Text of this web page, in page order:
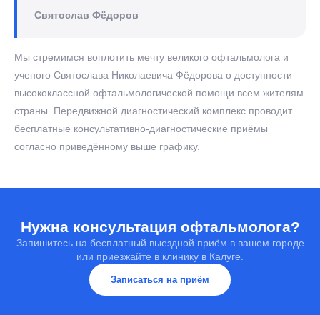
Святослав Фёдоров
Мы стремимся воплотить мечту великого офтальмолога и
ученого Святослава Николаевича Фёдорова о доступности
высококлассной офтальмологической помощи всем жителям
страны. Передвижной диагностический комплекс проводит
бесплатные консультативно-диагностические приёмы
согласно приведённому выше графику.
Нужна консультация офтальмолога?
Запишитесь на бесплатный выездной приём в вашем городе
или приезжайте в клинику в Калуге.
Записаться на приём